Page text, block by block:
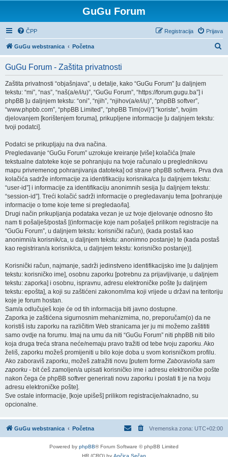
GuGu Forum
ČPP Prijava
Registracija
GuGu webstranica Početna
GuGu Forum - Zaštita privatnosti
Zaštita privatnosti “objašnjava”, u detalje, kako “GuGu Forum” [u daljnjem
tekstu: “mi”, “nas”, “naš(a/e/i/u)”, “GuGu Forum”, “https://forum.gugu.ba”] i
phpBB [u daljnjem tekstu: “oni”, “njih”, “njihov(a/e/i/u)”, “phpBB softver”,
“www.phpbb.com”, “phpBB Limited”, “phpBB Tim(ovi)”] “koriste”, tvojim
djelovanjem [korištenjem foruma], prikupljene informacije [u daljnjem tekstu:
tvoji podatci].
Podatci se prikupljaju na dva načina.
Pregledavanje “GuGu Forum” uzrokuje kreiranje [više] kolačića [male
tekstualne datoteke koje se pohranjuju na tvoje računalo u preglednikovu
mapu privremenog pohranjivanja datoteka] od strane phpBB softvera. Prva dva
kolačića sadrže informacije za identifikaciju korisnika/ca [u daljnjem tekstu:
“user-id”] i informacije za identifikaciju anonimnih sesija [u daljnjem tekstu:
“session-id”]. Treći kolačić sadrži informacije o pregledavanju tema [pohranjuje
informacije o tome koje teme si pregledao/la].
Drugi način prikupljanja podataka vezan je uz tvoje djelovanje odnosno što
nam ti pošalješ/postaš [(informacije koje nam pošalješ prilikom registracije na
“GuGu Forum”, u daljnjem tekstu: korisnički račun), (kada postaš kao
anonimni/a korisnik/ca, u daljnjem tekstu: anonimno postanje) te (kada postaš
kao registriran/a korisnik/ca, u daljnjem tekstu: korisničko postanje)].
Korisnički račun, najmanje, sadrži jedinstveno identifikacijsko ime [u daljnjem
tekstu: korisničko ime], osobnu zaporku [potrebnu za prijavljivanje, u daljnjem
tekstu: zaporka] i osobnu, ispravnu, adresu elektroničke pošte [u daljnjem
tekstu: epošta], a koji su zaštićeni zakonom/ima koji vrijede u državi na teritoriju
koje je forum hostan.
Sam/a odlučuješ koje će od tih informacija biti javno dostupne.
Zaporka je zaštićena sigurnosnim mehanizmima, no, preporučam(o) da ne
koristiš istu zaporku na različitim Web stranicama jer ju mi možemo zaštititi
samo ovdje na forumu. Imaj na umu da niti “GuGu Forum” niti phpBB niti bilo
koja druga treća strana neće/nemaju pravo tražiti od tebe tvoju zaporku. Ako
želiš, zaporku možeš promijeniti u bilo koje doba u svom korisničkom profilu.
Ako zaboraviš zaporku, možeš zatražiti novu [putem formeZaboravio/la sam
zaporku - bit ćeš zamoljen/a upisati korisničko ime i adresu elektroničke pošte
nakon čega će phpBB softver generirati novu zaporku i poslati ti je na tvoju
adresu elektroničke pošte].
Sve ostale informacije, [koje upišeš] prilikom registracije/naknadno, su
opcionalne.
GuGu webstranica Početna Vremenska zona: UTC+02:00
Powered by phpBB® Forum Software © phpBB Limited
HR (CRO) by Ančica Sečan